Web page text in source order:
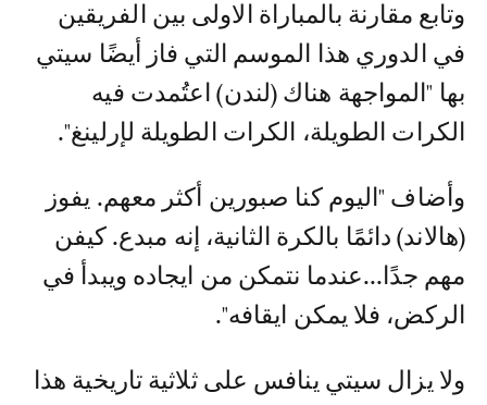
وتابع مقارنة بالمباراة الاولى بين الفريقين
في الدوري هذا الموسم التي فاز أيضًا سيتي
بها "المواجهة هناك (لندن) اعتُمدت فيه
الكرات الطويلة، الكرات الطويلة لإرلينغ".
وأضاف "اليوم كنا صبورين أكثر معهم. يفوز
(هالاند) دائمًا بالكرة الثانية، إنه مبدع. كيفن
مهم جدًا...عندما نتمكن من ايجاده ويبدأ في
الركض، فلا يمكن ايقافه".
ولا يزال سيتي ينافس على ثلاثية تاريخية هذا